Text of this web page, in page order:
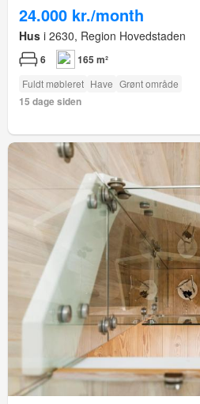
24.000 kr./month
Hus i 2630, Region Hovedstaden
6 165 m²
Fuldt møbleret Have Grønt område
15 dage siden